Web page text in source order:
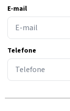
E-mail
Telefone